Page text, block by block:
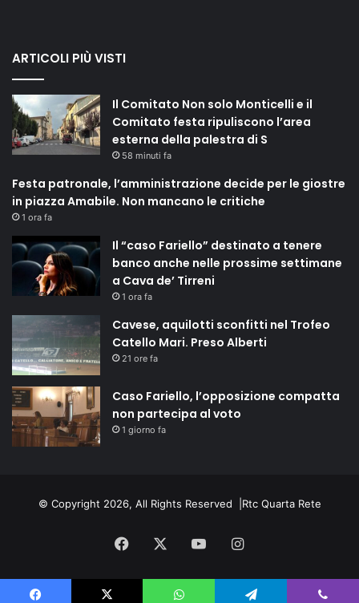
ARTICOLI PIÙ VISTI
Il Comitato Non solo Monticelli e il
Comitato festa ripuliscono l’area
esterna della palestra di S
58 minuti fa
Festa patronale, l’amministrazione decide per le giostre
in piazza Amabile. Non mancano le critiche
1 ora fa
Il “caso Fariello” destinato a tenere
banco anche nelle prossime settimane
a Cava de’ Tirreni
1 ora fa
Cavese, aquilotti sconfitti nel Trofeo
Catello Mari. Preso Alberti
21 ore fa
Caso Fariello, l’opposizione compatta
non partecipa al voto
1 giorno fa
© Copyright 2026, All Rights Reserved | Rtc Quarta Rete
Facebook You
Tube
Instagram